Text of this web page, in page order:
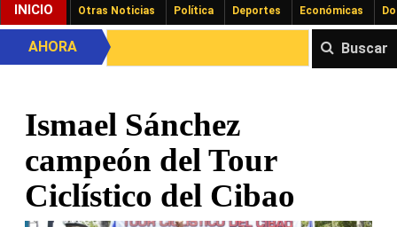
INICIO Otras Noticias Política Deportes Económicas
Buscar
AHORA
Ismael Sánchez
campeón del Tour
Ciclístico del Cibao